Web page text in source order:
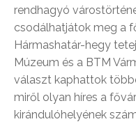
rendhagyó
csodálhatjátok meg a
Hármashatár-hegy
Múzeum és a BTM
választ kaphattok
miről olyan híres a
kirándulóhelyének